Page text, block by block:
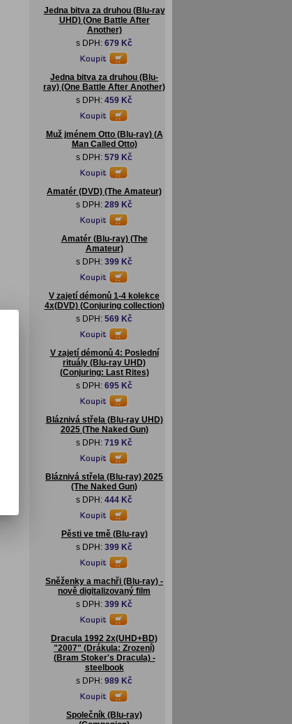
Jedna bitva za druhou (Blu-ray
UHD) (One Battle After
Another)
s DPH: 679 Kč
Jedna bitva za druhou (Blu-
ray) (One Battle After Another)
s DPH: 459 Kč
Muž jménem Otto (Blu-ray) (A
Man Called Otto)
s DPH: 579 Kč
Amatér (DVD) (The Amateur)
s DPH: 289 Kč
Amatér (Blu-ray) (The
Amateur)
s DPH: 399 Kč
V zajetí démonů 1-4 kolekce
4x(DVD) (Conjuring collection)
s DPH: 569 Kč
V zajetí démonů 4: Poslední
rituály (Blu-ray UHD)
(Conjuring: Last Rites)
s DPH: 695 Kč
Bláznivá střela (Blu-ray UHD)
2025 (The Naked Gun)
s DPH: 719 Kč
Bláznivá střela (Blu-ray) 2025
(The Naked Gun)
s DPH: 444 Kč
Pěsti ve tmě (Blu-ray)
s DPH: 399 Kč
Sněženky a machři (Blu-ray) -
nově digitalizovaný film
s DPH: 399 Kč
Dracula 1992 2x(UHD+BD)
"2007" (Drákula: Zrození)
(Bram Stoker's Dracula) -
steelbook
s DPH: 989 Kč
Společník (Blu-ray)